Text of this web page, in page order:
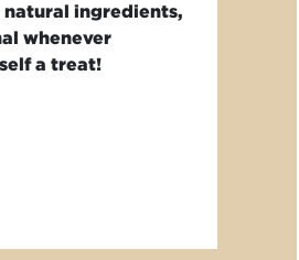
ingredients,
whenever
a treat!